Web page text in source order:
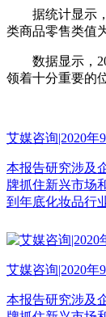
据统计显示，
类商品零售类值
数据显示，
领着十分重要的
艾媒咨询|2020年
本报告研究涉及
牌抓住新兴市场
到年底化妆品行
艾媒咨询|2020年
本报告研究涉及